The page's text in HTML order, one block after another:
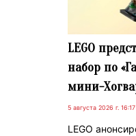
LEGO
набор по
мини-
5 августа 2026 г. 16:17
LEGO